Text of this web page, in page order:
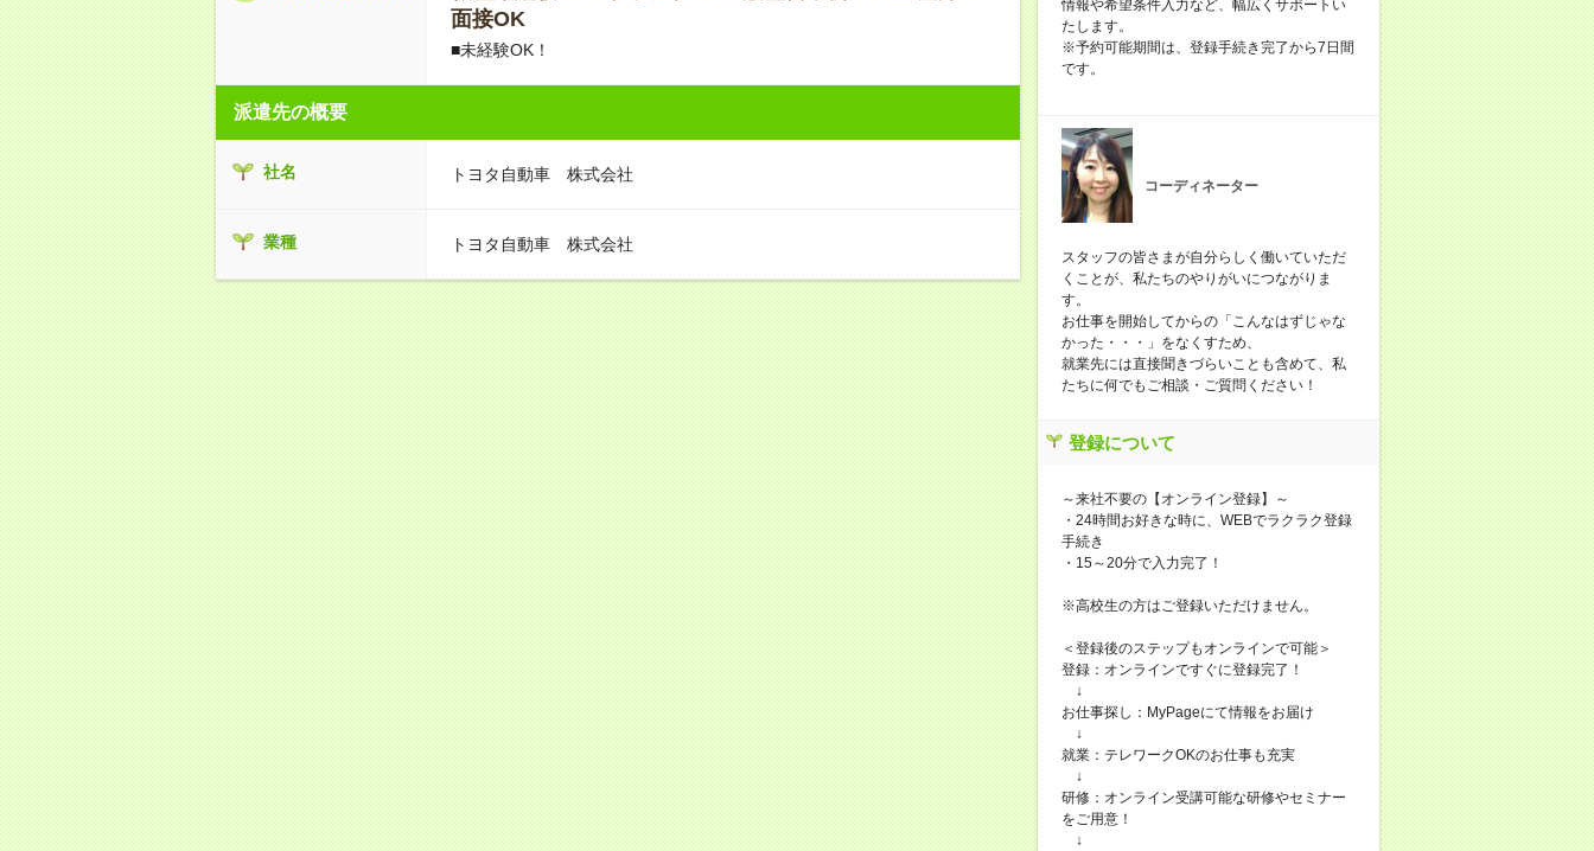
面接OK
■未経験OK！
派遣先の概要
社名 トヨタ自動車 株式会社
業種 トヨタ自動車 株式会社
情報や希望条件入力など、幅広くサポートい
たします。
※予約可能期間は、登録手続き完了から7日間
です。
コーディネーター
スタッフの皆さまが自分らしく働いていただ
くことが、私たちのやりがいにつながりま
す。
お仕事を開始してからの「こんなはずじゃな
かった・・・」をなくすため、
就業先には直接聞きづらいことも含めて、私
たちに何でもご相談・ご質問ください！
登録について
～来社不要の【オンライン登録】～
・24時間お好きな時に、WEBでラクラク登録
手続き
・15～20分で入力完了！
※高校生の方はご登録いただけません。
＜登録後のステップもオンラインで可能＞
登録：オンラインですぐに登録完了！
↓
お仕事探し：MyPageにて情報をお届け
↓
就業：テレワークOKのお仕事も充実
↓
研修：オンライン受講可能な研修やセミナー
をご用意！
↓